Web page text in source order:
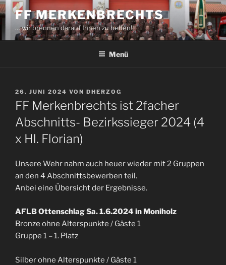
Zum
Inhalt
springen
FF MERKENBRECHTS
… wir brennen darauf Ihnen zu helfen!
Menü
VERÖFFENTLICHT
AM
26. JUNI 2024 VON DHERZOG
FF Merkenbrechts ist 2facher
Abschnitts- Bezirkssieger 2024 (4
x Hl. Florian)
Unsere Wehr nahm auch heuer wieder mit 2 Gruppen
an den 4 Abschnittsbewerben teil.
Anbei eine Übersicht der Ergebnisse.
AFLB Ottenschlag Sa. 1.6.2024 in Moniholz
Bronze ohne Alterspunkte / Gäste 1
Gruppe 1 – 1. Platz
Silber ohne Alterspunkte / Gäste 1